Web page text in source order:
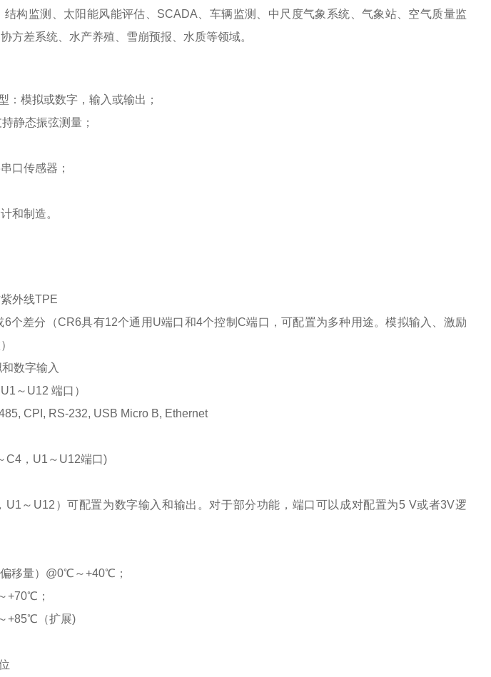
结构监测、太阳能风能评估、SCADA、车辆监测、中尺度气象系统、气象站、空气质量监
方差系统、水产养殖、雪崩预报、水质等领域。
：模拟或数字，输入或输出；
静态振弦测量；
口传感器；
和制造。
外线TPE
个差分（CR6具有12个通用U端口和4个控制C端口，可配置为多种用途。模拟输入、激励
数字输入
～U12 端口）
CPI, RS-232, USB Micro B, Ethernet
C4，U1～U12端口)
U1～U12）可配置为数字输入和输出。对于部分功能，端口可以成对配置为5 V或者3V逻
移量）@0℃～+40℃；
+70℃；
+85℃（扩展)